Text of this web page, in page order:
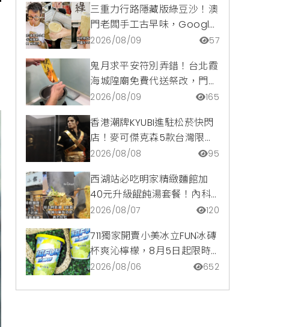
三重力行路隱藏版綠豆沙！澳
門老闆手工古早味，Google
滿分5顆星銅板美食
2026/08/09 57
鬼月求平安符別弄錯！台北霞
海城隍廟免費代送祭改，門市
請領開光符令與平安符貼紙優
2026/08/09 165
香港潮牌KYUBI進駐松菸快閃
店！麥可傑克森5款台灣限定
商品與1:1雕像震撼登場
2026/08/08 95
西湖站必吃明家精緻麵館加
40元升級餛飩湯套餐！內科
隱藏版爆汁臭豆腐麵與牛肉麵
2026/08/07 120
711獨家開賣小美冰立FUN冰磚
杯爽沁檸檬，8月5日起限時
嚐鮮價39元特調咖啡氣泡水
2026/08/06 652